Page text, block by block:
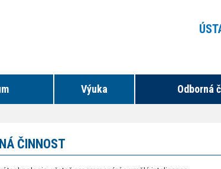
Výuka Odborná
ČINNOST